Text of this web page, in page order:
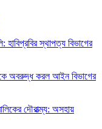
স্থাপত্য বিভাগের
অবরুদ্ধ করল আইন বিভাগের
দৌরাত্ম্য: অসহায়